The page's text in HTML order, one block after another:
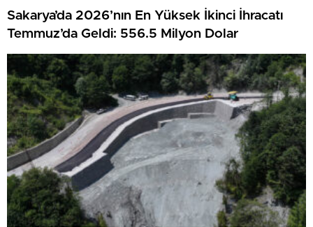
Sakarya’da 2026’nın En Yüksek İkinci İhracatı
Temmuz’da Geldi: 556.5 Milyon Dolar